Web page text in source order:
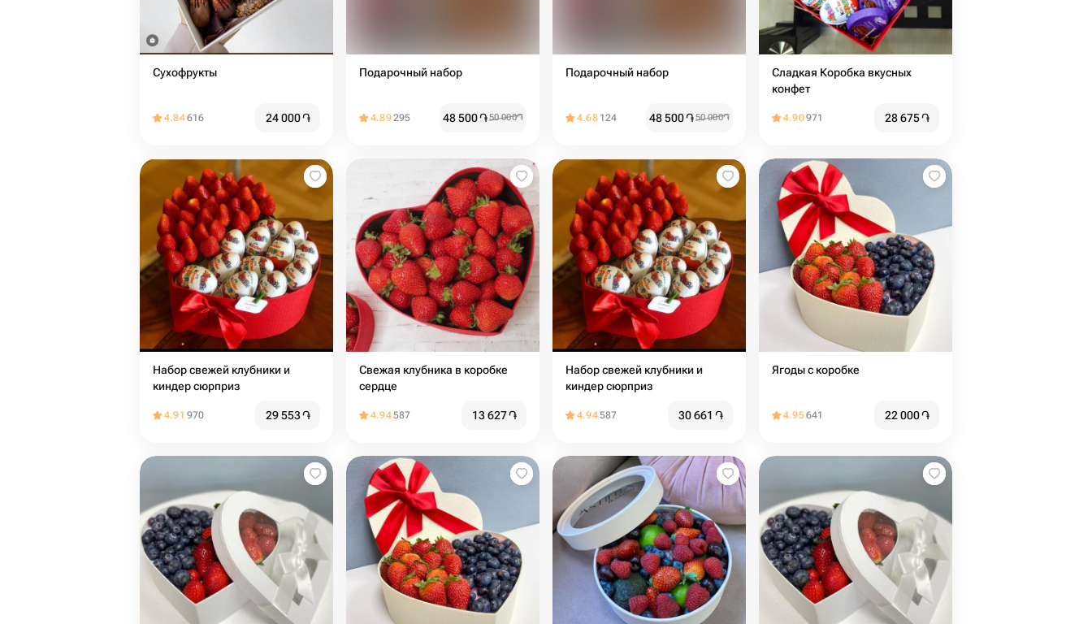
Сухофрукты
4.84616 24 000֏
Подарочный набор
4.89295 48 500֏50 000֏
Подарочный набор
4.68 124 48 500֏50 000֏
Сладкая Коробка вкусных
конфет
4.90971 28 675֏
Набор свежей клубники и
киндер сюрприз
4.91 970 29 553֏
Свежая клубника в коробке
сердце
4.94587 13 627֏
Набор свежей клубники и
киндер сюрприз
4.94587 30 661 ֏
Ягоды с коробке
4.95641 22 000֏